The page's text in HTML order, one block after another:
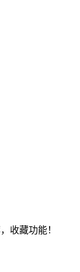
收藏功能！